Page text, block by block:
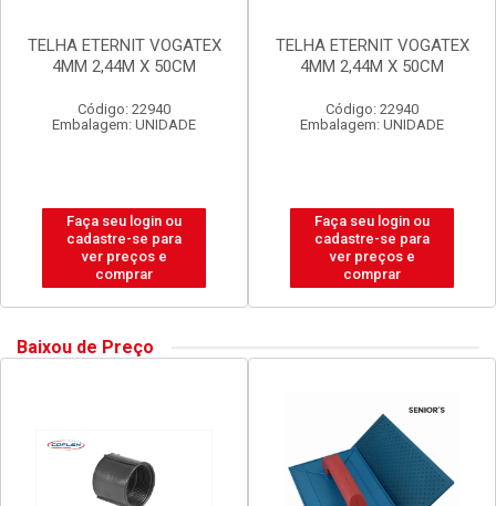
TELHA ETERNIT VOGATEX
4MM 2,44M X 50CM
Código: 22940
Embalagem: UNIDADE
Faça seu login ou
cadastre-se para
ver preços e
comprar
TELHA ETERNIT VOGATEX
4MM 2,44M X 50CM
Código: 22940
Embalagem: UNIDADE
Faça seu login ou
cadastre-se para
ver preços e
comprar
Baixou de Preço